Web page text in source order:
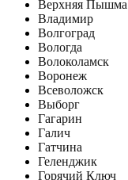
Верхняя Пышма
Владимир
Волгоград
Вологда
Волоколамск
Воронеж
Всеволожск
Выборг
Гагарин
Галич
Гатчина
Геленджик
Горячий Ключ